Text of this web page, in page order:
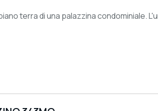
terra di una palazzina condominiale.